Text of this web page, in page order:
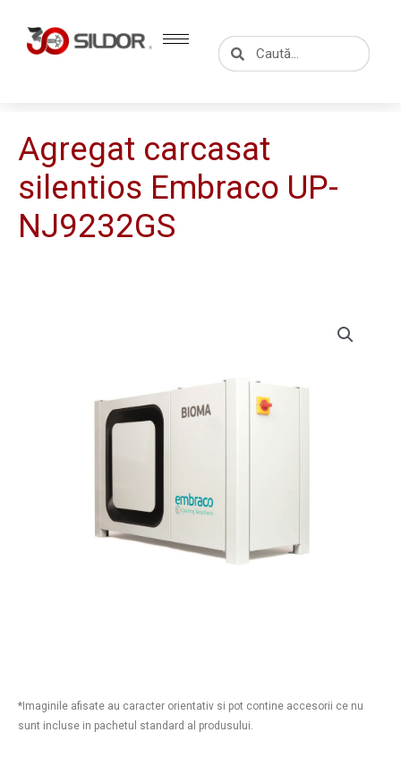
content
CautăCaută
Agregat carcasat
silentios Embraco UP-
NJ9232GS
*Imaginile afisate au caracter orientativ si pot contine accesorii ce nu
sunt incluse in pachetul standard al produsului.